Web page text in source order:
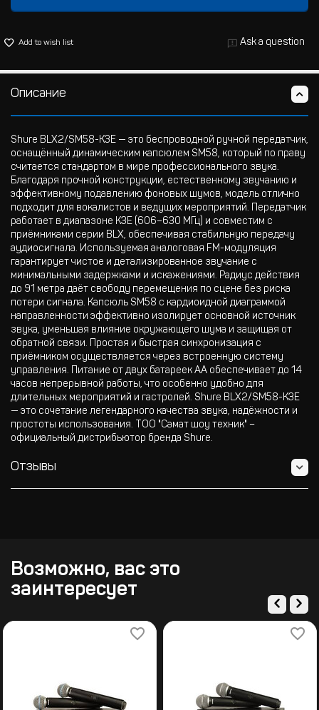
Add to wish list Ask a question
Описание
Shure BLX2/SM58-K3E — это беспроводной ручной передатчик,
оснащённый динамическим капсюлем SM58, который по праву
считается стандартом в мире профессионального звука.
Благодаря прочной конструкции, естественному звучанию и
эффективному подавлению фоновых шумов, модель отлично
подходит для вокалистов и ведущих мероприятий. Передатчик
работает в диапазоне K3E (606–630 МГц) и совместим с
приёмниками серии BLX, обеспечивая стабильную передачу
аудиосигнала. Используемая аналоговая FM-модуляция
гарантирует чистое и детализированное звучание с
минимальными задержками и искажениями. Радиус действия
до 91 метра даёт свободу перемещения по сцене без риска
потери сигнала. Капсюль SM58 с кардиоидной диаграммой
направленности эффективно изолирует основной источник
звука, уменьшая влияние окружающего шума и защищая от
обратной связи. Простая и быстрая синхронизация с
приёмником осуществляется через встроенную систему
управления. Питание от двух батареек AA обеспечивает до 14
часов непрерывной работы, что особенно удобно для
длительных мероприятий и гастролей. Shure BLX2/SM58-K3E
— это сочетание легендарного качества звука, надёжности и
простоты использования. ТОО "Самат шоу техник" –
официальный дистрибьютор бренда Shure.
Отзывы
Возможно, вас это
заинтересует